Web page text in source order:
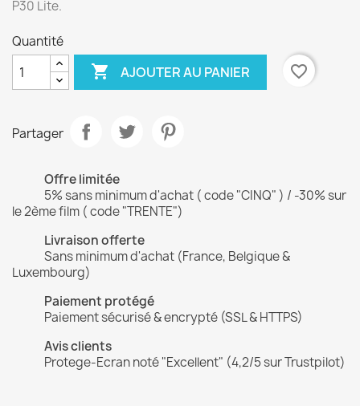
P30 Lite.
Quantité
 AJOUTER AU PANIER favorite_border
Partager
Offre limitée
5% sans minimum d'achat ( code "CINQ" ) / -30% sur
le 2ème film ( code "TRENTE")
Livraison offerte
Sans minimum d'achat (France, Belgique &
Luxembourg)
Paiement protégé
Paiement sécurisé & encrypté (SSL & HTTPS)
Avis clients
Protege-Ecran noté "Excellent" (4,2/5 sur Trustpilot)